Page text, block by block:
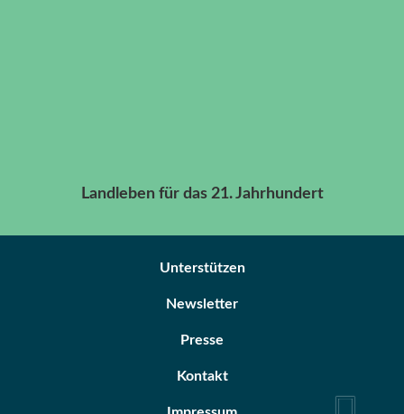
Landleben für das 21. Jahrhundert
Unterstützen
Newsletter
Presse
Kontakt